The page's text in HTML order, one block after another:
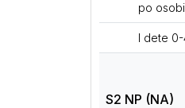
po osobi
I dete 0-
S2 NP (NA)